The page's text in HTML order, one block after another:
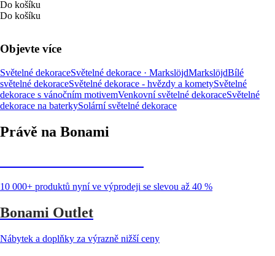
Do košíku
Do košíku
Objevte více
Světelné dekoraceSvětelné dekorace · MarkslöjdMarkslöjdBílé
světelné dekoraceSvětelné dekorace - hvězdy a kometySvětelné
dekorace s vánočním motivemVenkovní světelné dekoraceSvětelné
dekorace na baterkySolární světelné dekorace
Právě na Bonami
10 000+ produktů nyní ve výprodeji se slevou až 40 %
Bonami Outlet
Nábytek a doplňky za výrazně nižší ceny